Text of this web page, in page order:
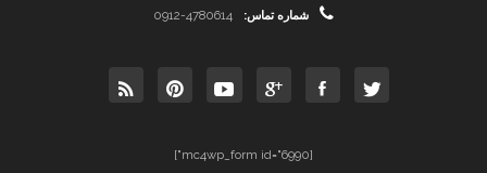
شماره تماس: 0912-4780614
[mc4wp_form id="6990"]